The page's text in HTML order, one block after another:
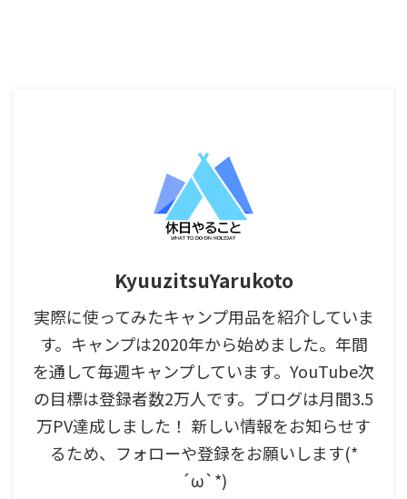
KyuuzitsuYarukoto
実際に使ってみたキャンプ用品を紹介していま
す。キャンプは2020年から始めました。年間
を通して毎週キャンプしています。YouTube次
の目標は登録者数2万人です。ブログは月間3.5
万PV達成しました！ 新しい情報をお知らせす
るため、フォローや登録をお願いします(*
´ω`*)